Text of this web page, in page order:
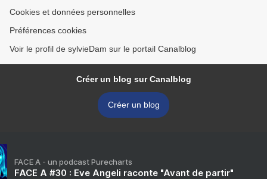
Cookies et données personnelles
Préférences cookies
Voir le profil de sylvieDam sur le portail Canalblog
Créer un blog sur Canalblog
Créer un blog
FACE A - un podcast Purecharts
FACE A #30 : Eve Angeli raconte "Avant de partir"